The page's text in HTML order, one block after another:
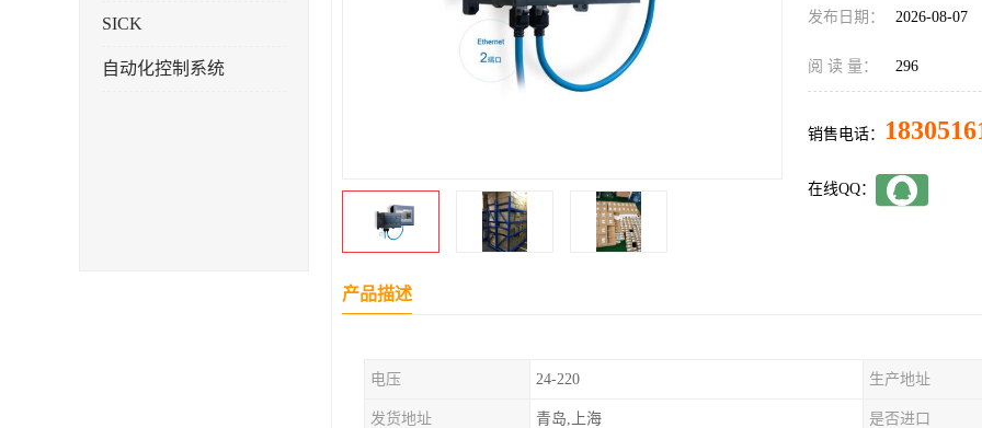
SICK
自动化控制系统
发布日期： 2026-08-07
阅 读 量： 296
销售电话：
在线QQ：
产品描述
电压 24-220 生产地址
发货地址 青岛,上海 是否进口